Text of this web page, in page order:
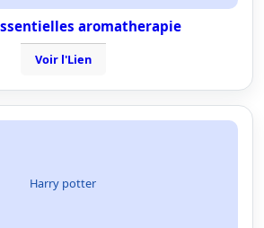
aromatherapie
Voir l'Lien
Harry potter